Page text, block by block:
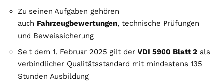
Zu seinen Aufgaben gehören
auch Fahrzeugbewertungen, technische Prüfungen
und Beweissicherung
Seit dem 1. Februar 2025 gilt der VDI 5900 Blatt 2 als
verbindlicher Qualitätsstandard mit mindestens 135
Stunden Ausbildung